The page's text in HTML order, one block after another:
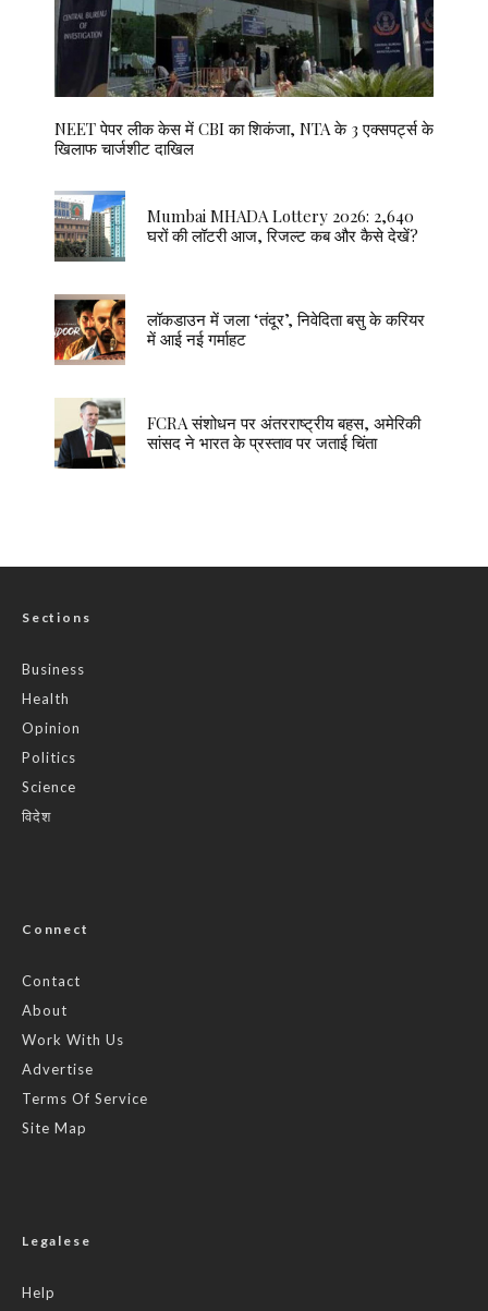
NEET पेपर लीक केस में CBI का शिकंजा, NTA के 3 एक्सपर्ट्स के
खिलाफ चार्जशीट दाखिल
Mumbai MHADA Lottery 2026: 2,640
घरों की लॉटरी आज, रिजल्ट कब और कैसे देखें?
लॉकडाउन में जला ‘तंदूर’, निवेदिता बसु के करियर
में आई नई गर्माहट
FCRA संशोधन पर अंतरराष्ट्रीय बहस, अमेरिकी
सांसद ने भारत के प्रस्ताव पर जताई चिंता
Sections
Business
Health
Opinion
Politics
Science
विदेश
Connect
Contact
About
Work With Us
Advertise
Terms Of Service
Site Map
Legalese
Help